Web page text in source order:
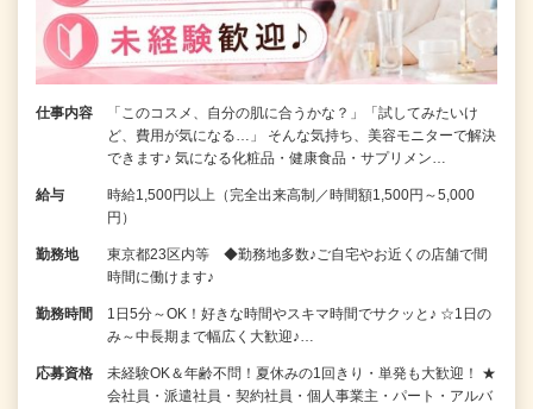
仕事内容
「このコスメ、自分の肌に合うかな？」「試してみたいけ
ど、費用が気になる…」 そんな気持ち、美容モニターで解決
できます♪ 気になる化粧品・健康食品・サプリメン…
給与
時給1,500円以上（完全出来高制／時間額1,500円～5,000
円）
勤務地
東京都23区内等 ◆勤務地多数♪ご自宅やお近くの店舗で間
時間に働けます♪
勤務時間
1日5分～OK！好きな時間やスキマ時間でサクッと♪ ☆1日の
み～中長期まで幅広く大歓迎♪…
応募資格
未経験OK＆年齢不問！夏休みの1回きり・単発も大歓迎！ ★
会社員・派遣社員・契約社員・個人事業主・パート・アルバ